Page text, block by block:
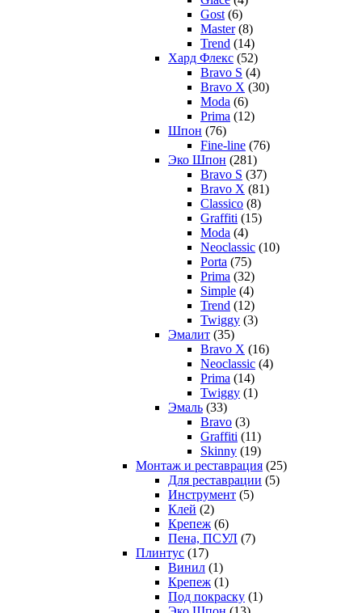
Gost (6)
Master (8)
Trend (14)
Хард Флекс (52)
Bravo S (4)
Bravo X (30)
Moda (6)
Prima (12)
Шпон (76)
Fine-line (76)
Эко Шпон (281)
Bravo S (37)
Bravo X (81)
Classico (8)
Graffiti (15)
Moda (4)
Neoclassic (10)
Porta (75)
Prima (32)
Simple (4)
Trend (12)
Twiggy (3)
Эмалит (35)
Bravo X (16)
Neoclassic (4)
Prima (14)
Twiggy (1)
Эмаль (33)
Bravo (3)
Graffiti (11)
Skinny (19)
Монтаж и реставрация (25)
Для реставрации (5)
Инструмент (5)
Клей (2)
Крепеж (6)
Пена, ПСУЛ (7)
Плинтус (17)
Винил (1)
Крепеж (1)
Под покраску (1)